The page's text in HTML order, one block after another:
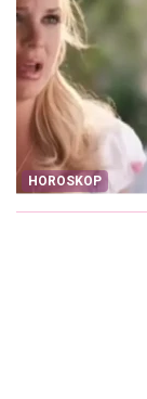
HOROSKOP